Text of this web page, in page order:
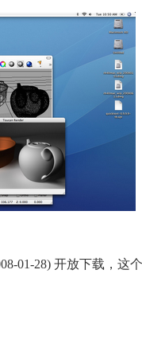
01-28) 开放下载，